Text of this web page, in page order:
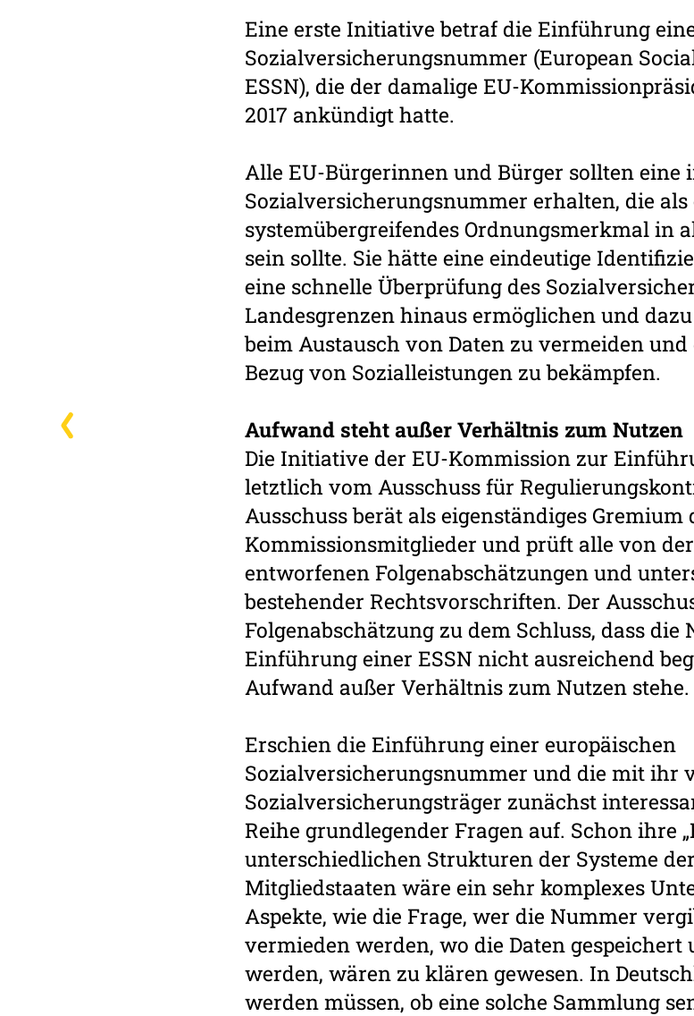
Eine erste Initiative betraf die Einführung
Sozialversicherungsnummer (European
ESSN), die der damalige EU-
2017 ankündigt hatte.
Alle EU-Bürgerinnen und Bürger sollten eine
Sozialversicherungsnummer erhalten, die
systemübergreifendes Ordnungsmerkmal in
sein sollte. Sie hätte eine eindeutige
eine schnelle Überprüfung des
Landesgrenzen hinaus ermöglichen und
beim Austausch von Daten zu vermeiden
Bezug von Sozialleistungen zu bekämpfen.
Aufwand steht außer Verhältnis zum Nutzen
Die Initiative der EU-Kommission zur
letztlich vom Ausschuss für
Ausschuss berät als eigenständiges Gremium
Kommissionsmitglieder und prüft alle von
entworfenen Folgenabschätzungen und
bestehender Rechtsvorschriften. Der
Folgenabschätzung zu dem Schluss, dass
Einführung einer ESSN nicht ausreichend
Aufwand außer Verhältnis zum Nutzen stehe.
Erschien die Einführung einer europäischen
Sozialversicherungsnummer und die mit ihr
Sozialversicherungsträger zunächst
Reihe grundlegender Fragen auf. Schon ihre
unterschiedlichen Strukturen der Systeme
Mitgliedstaaten wäre ein sehr komplexes
Aspekte, wie die Frage, wer die Nummer
vermieden werden, wo die Daten gespeichert
werden, wären zu klären gewesen. In
werden müssen, ob eine solche Sammlung